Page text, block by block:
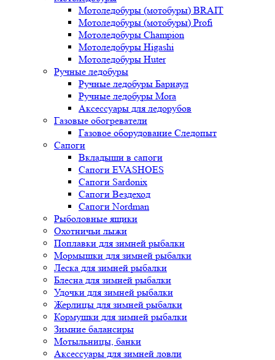
Мотоледобуры (мотобуры) BRAIT
Мотоледобуры (мотобуры) Profi
Мотоледобуры Champion
Мотоледобуры Higashi
Мотоледобуры Huter
Ручные ледобуры
Ручные ледобуры Барнаул
Ручные ледобуры Mora
Аксессуары для ледорубов
Газовые обогреватели
Газовое оборудование Следопыт
Сапоги
Вкладыши в сапоги
Сапоги EVASHOES
Сапоги Sardonix
Сапоги Вездеход
Сапоги Nordman
Рыболовные ящики
Охотничьи лыжи
Поплавки для зимней рыбалки
Мормышки для зимней рыбалки
Леска для зимней рыбалки
Блесна для зимней рыбалки
Удочки для зимней рыбалки
Жерлицы для зимней рыбалки
Кормушки для зимней рыбалки
Зимние балансиры
Мотыльницы, банки
Аксессуары для зимней ловли